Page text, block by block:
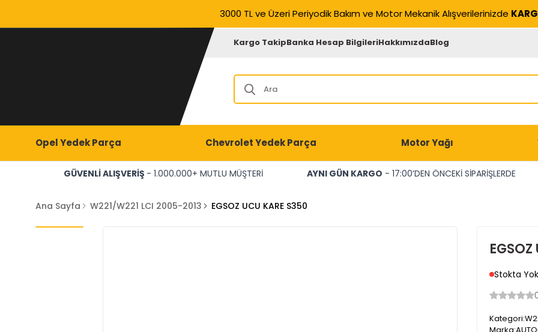
3000 TL ve Üzeri Periyodik Bakım ve Motor Mekanik Alışverilerinizde
Kargo TakipBanka Hesap BilgileriHakkımızdaBlog
Opel Yedek Parça Chevrolet Yedek Parça Motor Yağı
GÜVENLİ ALIŞVERİŞ - 1.000.000+ MUTLU MÜŞTERİ AYNI GÜN KARGO - 17:00’DEN ÖNCEKİ SİPARİŞLERDE
Ana Sayfa W221/W221 LCI 2005-2013 EGSOZ UCU KARE S350
Stokta Yok
Kategori: